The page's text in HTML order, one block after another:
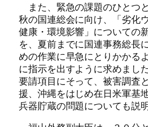
また、緊急の課題のひとつ
秋の国連総会に向け、「劣化
健康・環境影響」についての
を、夏前までに国連事務総長
めの作業に早急にとりかかる
に指示を出すように求めまし
要請項目にそって、被害調査
援、沖縄をはじめ在日米軍基
兵器貯蔵の問題についても説